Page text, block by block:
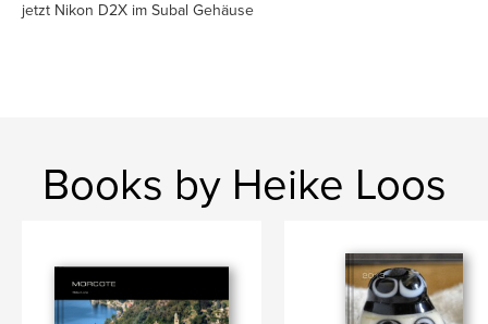
jetzt Nikon D2X im Subal Gehäuse
Books by Heike Loos